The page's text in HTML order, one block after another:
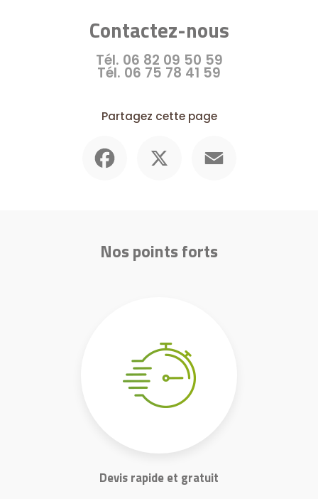
Contactez-nous
Tél. 06 82 09 50 59
Tél. 06 75 78 41 59
Partagez cette page
Nos points forts
Devis rapide et gratuit